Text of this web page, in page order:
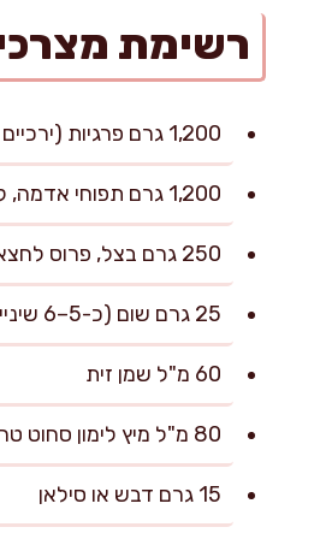
רשימת
1,200 גרם פרגיות (ירכיים ללא עצם וללא עור), חתוכות לנתחים גדולים
1,200 גרם תפוחי אדמה, קלופים וחתוכים לקוביות של כ-3 ס"מ
250 גרם בצל, פרוס לחצאי טבעות בעובי כ-0.5 ס"מ
25 גרם שום (כ-5–6 שיניים), פרוס דק
60 מ"ל שמן זית
80 מ"ל מיץ לימון סחוט טרי
15 גרם דבש או סילאן